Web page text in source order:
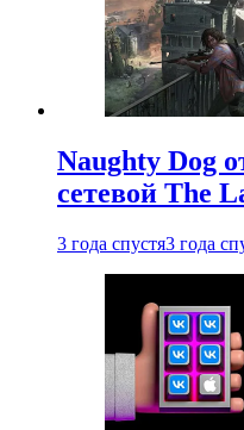
Naughty Dog
сетевой The
3 года спустя3 года